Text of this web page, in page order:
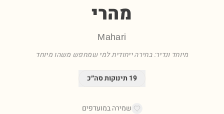
מהרי
Mahari
מיוחד ונדיר: בחירה ייחודית למי שמחפש משהו מיוחד
19 תינוקות סה״כ
שמירה במועדפים